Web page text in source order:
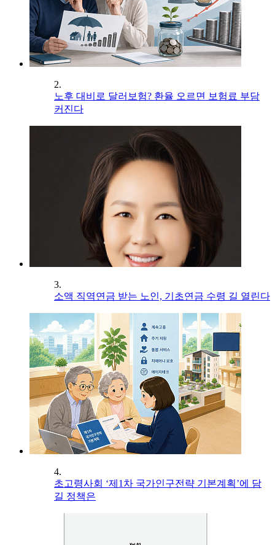
2.
노후 대비로 달러보험? 환율 오르면 보험료 부담
커진다
3.
소액 직역연금 받는 노인, 기초연금 수령 길 열린다
4.
초고령사회 ‘제1차 국가인구전략 기본계획’에 담
길 정책은